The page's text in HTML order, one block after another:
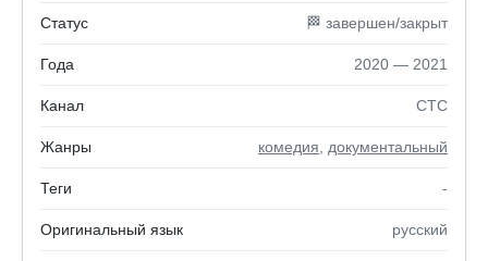
Статус 🏁 завершен/закрыт
Года 2020 — 2021
Канал СТС
Жанры комедия документальный
Теги -
Оригинальный язык русский